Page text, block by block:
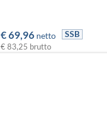
€69,96 netto
SSB
€ 83,25 brutto